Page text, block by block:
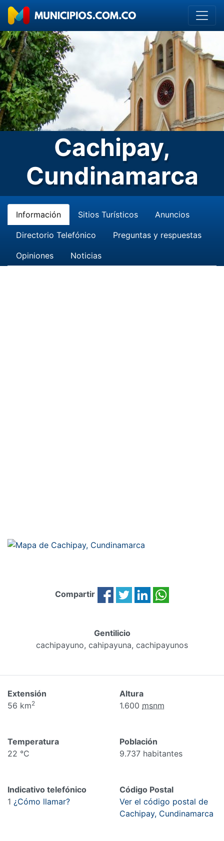
Cachipay,
Cundinamarca
Información Sitios Turísticos Anuncios
Directorio Telefónico Preguntas y respuestas
Opiniones Noticias
Compartir
Gentilicio
cachipayuno, cahipayuna, cachipayunos
Extensión
56 km2
Altura
1.600 msnm
Temperatura
22 °C
Población
9.737 habitantes
Indicativo telefónico
1 ¿Cómo llamar?
Código Postal
Ver el código postal de
Cachipay, Cundinamarca